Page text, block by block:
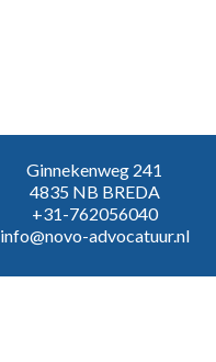
Ginnekenweg 241
4835 NB BREDA
+31-762056040
info@novo-advocatuur.nl